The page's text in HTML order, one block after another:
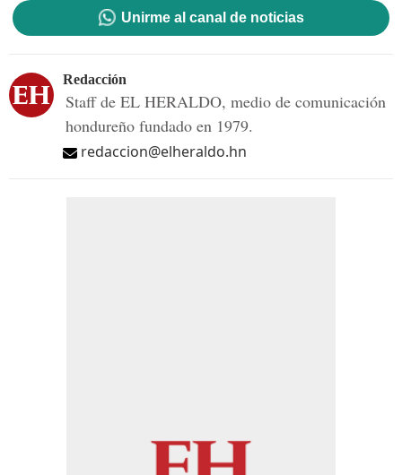
Unirme al canal de noticias
Redacción
Staff de EL HERALDO, medio de comunicación
hondureño fundado en 1979.
redaccion@elheraldo.hn